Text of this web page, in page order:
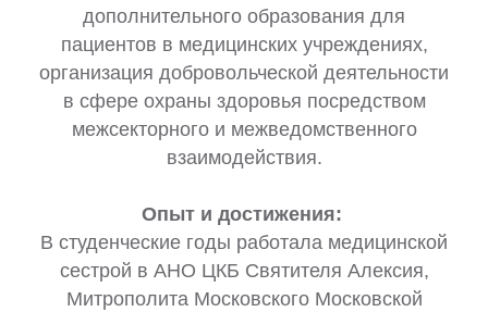
дополнительного образования для
пациентов в медицинских учреждениях,
организация добровольческой деятельности
в сфере охраны здоровья посредством
межсекторного и межведомственного
взаимодействия.
Опыт и достижения:
В студенческие годы работала медицинской
сестрой в АНО ЦКБ Святителя Алексия,
Митрополита Московского Московской